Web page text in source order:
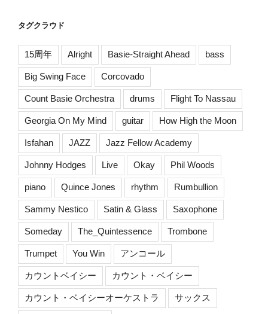
タグクラウド
15周年 Alright Basie-Straight Ahead bass
Big Swing Face Corcovado
Count Basie Orchestra drums Flight To Nassau
Georgia On My Mind guitar How High the Moon
Isfahan JAZZ Jazz Fellow Academy
Johnny Hodges Live Okay Phil Woods
piano Quince Jones rhythm Rumbullion
Sammy Nestico Satin & Glass Saxophone
Someday The_Quintessence Trombone
Trumpet You Win アンコール
カウントベイシー カウント・ベイシー
カウント・ベイシーオーケストラ サックス